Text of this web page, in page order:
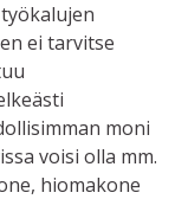
ei tarvitse
moni
voisi olla mm.
hiomakone